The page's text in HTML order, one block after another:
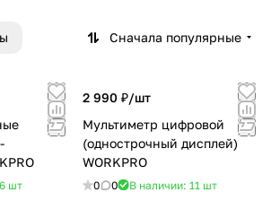
Сначала популярные
шт
2 990 ₽/шт
Мультиметр цифровой
(однострочный дисплей)
WORKPRO
0 0 В наличии: 11 шт